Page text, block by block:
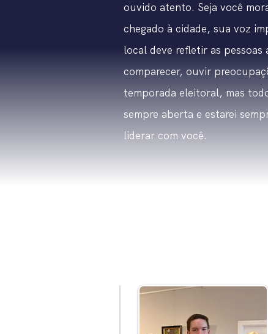
ouvido atento. Seja você
chegado à cidade, sua voz
local deve refletir as pessoas
comparecer, ouvir
temporada eleitoral, mas
sempre aberta e estarei
liderar com você.